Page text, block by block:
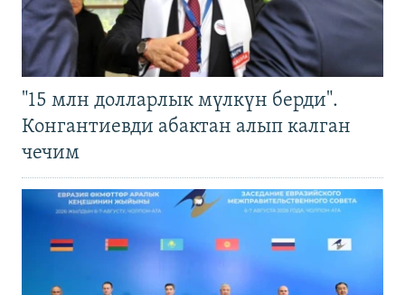
"15 млн долларлык мүлкүн берди".
Конгантиевди абактан алып калган
чечим